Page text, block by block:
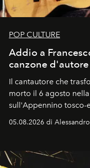
POP CULTURE
Addio a
canzone d'autore
Il cantautore che
morto il 6 agosto nella
sull'Appennino tosco-
05.08.2026 di